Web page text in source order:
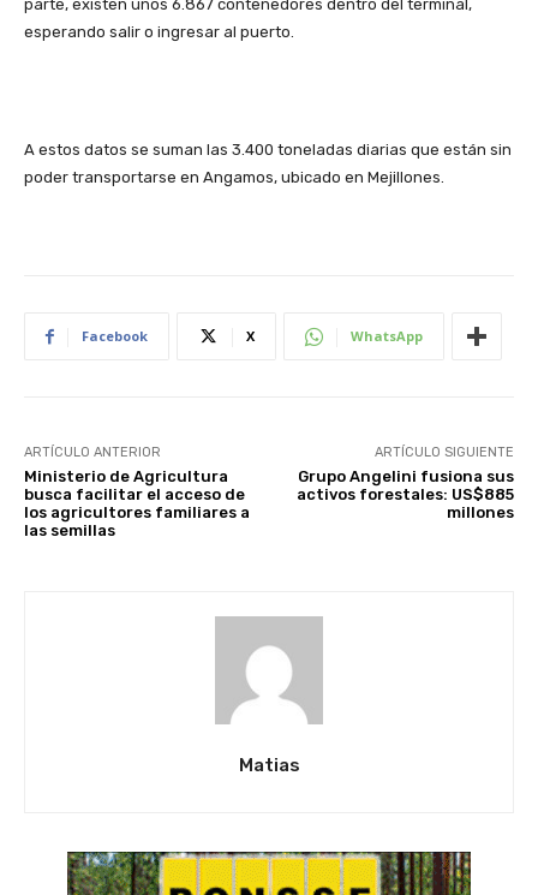
parte, existen unos 6.867 contenedores dentro del terminal,
esperando salir o ingresar al puerto.
A estos datos se suman las 3.400 toneladas diarias que están sin
poder transportarse en Angamos, ubicado en Mejillones.
Facebook X WhatsApp
ARTÍCULO ANTERIOR
Ministerio de Agricultura
busca facilitar el acceso de
los agricultores familiares a
las semillas
ARTÍCULO SIGUIENTE
Grupo Angelini fusiona sus
activos forestales: US$885
millones
Matias